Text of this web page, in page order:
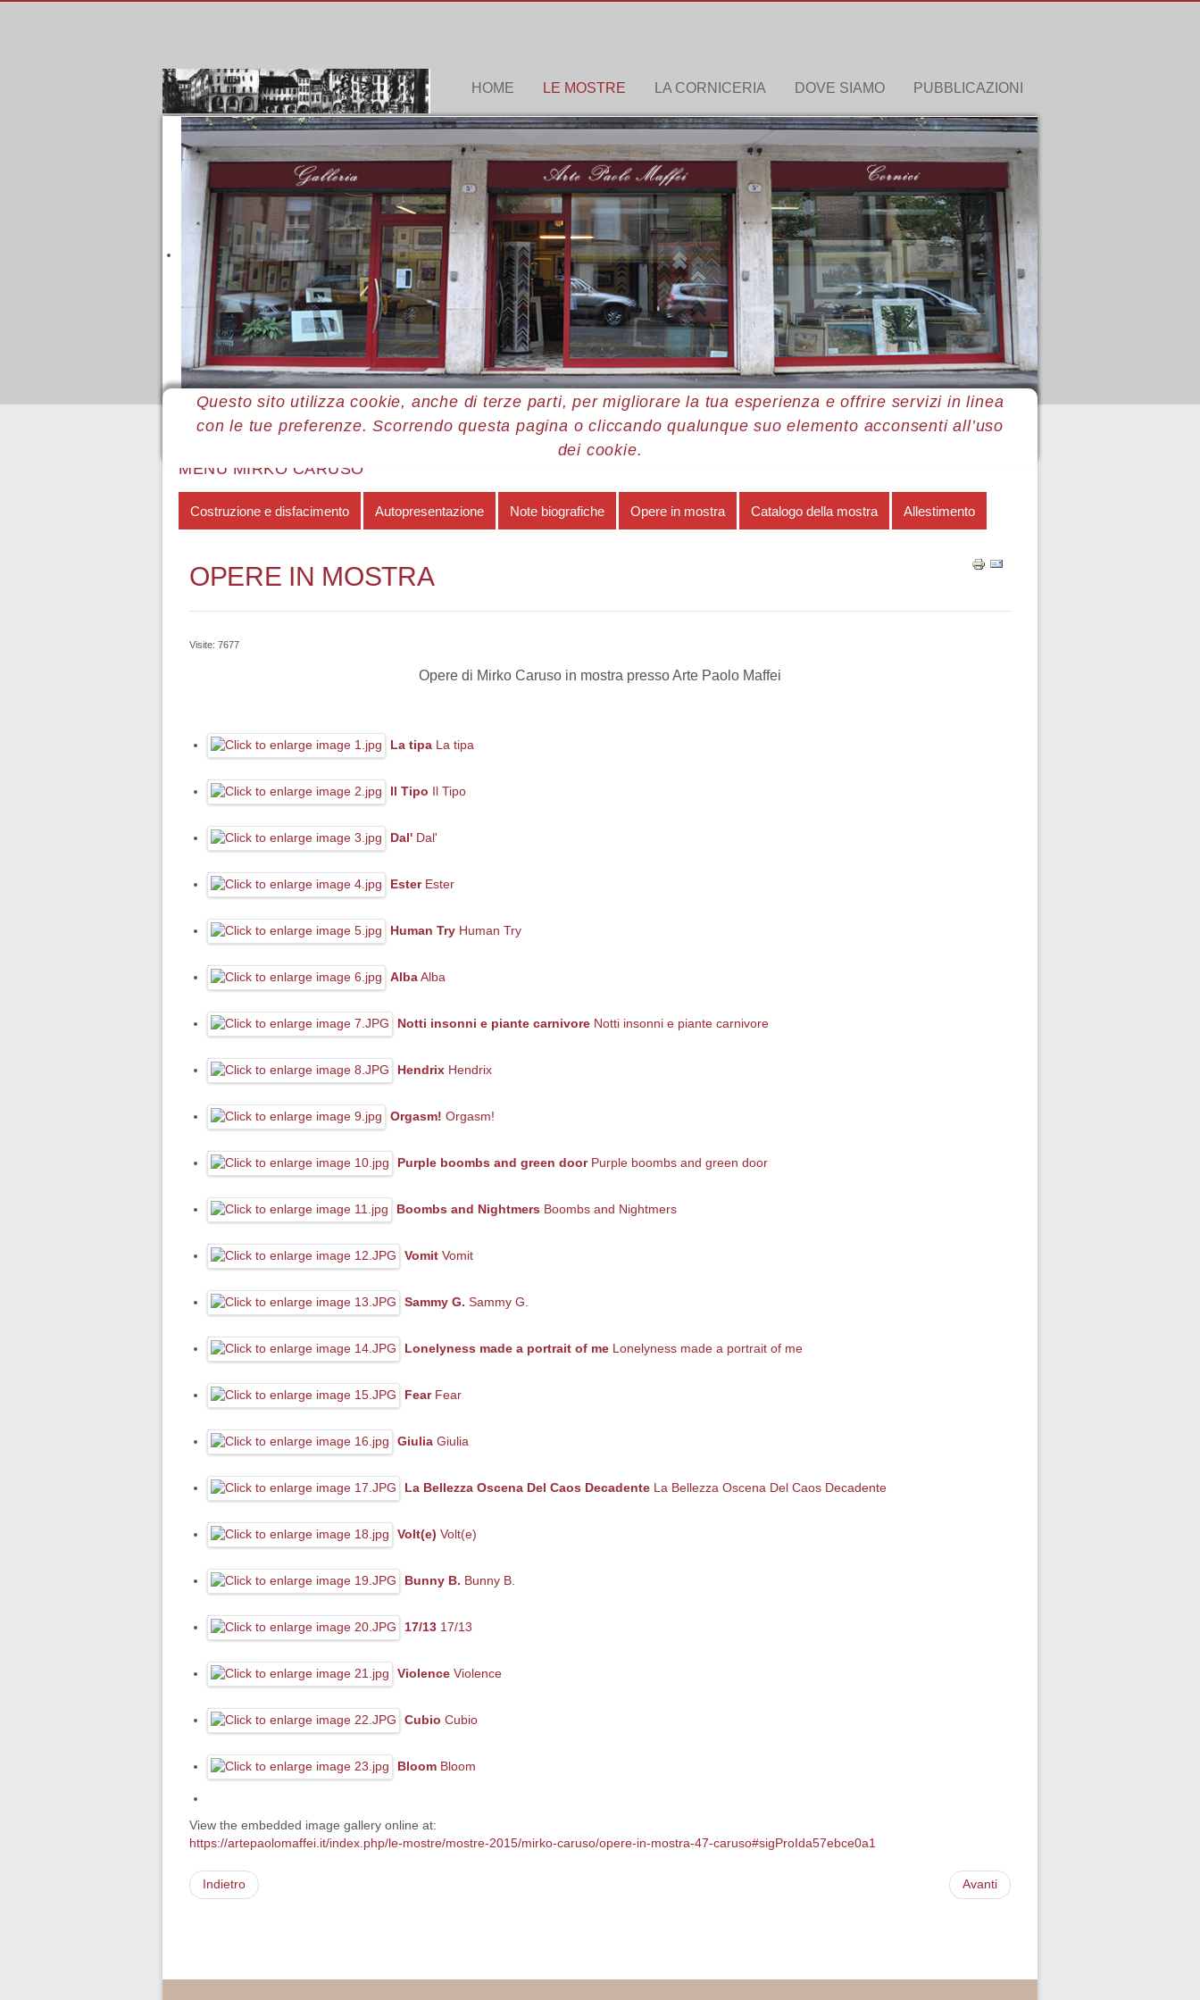
HOME LE MOSTRE LA CORNICERIA DOVE SIAMO PUBBLICAZIONI
Questo sito utilizza cookie, anche di terze parti, per migliorare la tua esperienza e offrire servizi in linea
con le tue preferenze. Scorrendo questa pagina o cliccando qualunque suo elemento acconsenti all’uso
dei cookie.
Sei qui: Home Le mostre Mostre 2015 Mirko Caruso Opere in mostra
MENÙ MIRKO CARUSO
Costruzione e disfacimento Autopresentazione Note biografiche Opere in mostra Catalogo della mostra Allestimento
OPERE IN MOSTRA
Visite: 7677
Opere di Mirko Caruso in mostra presso Arte Paolo Maffei
La tipa La tipa
Il Tipo Il Tipo
Dal' Dal'
Ester Ester
Human Try Human Try
Alba Alba
Notti insonni e piante carnivore Notti insonni e piante carnivore
Hendrix Hendrix
Orgasm! Orgasm!
Purple boombs and green door Purple boombs and green door
Boombs and Nightmers Boombs and Nightmers
Vomit Vomit
Sammy G. Sammy G.
Lonelyness made a portrait of me Lonelyness made a portrait of me
Fear Fear
Giulia Giulia
La Bellezza Oscena Del Caos Decadente La Bellezza Oscena Del Caos Decadente
Volt(e) Volt(e)
Bunny B. Bunny B.
17/13 17/13
Violence Violence
Cubio Cubio
Bloom Bloom
View the embedded image gallery online at:
https://artepaolomaffei.it/index.php/le-mostre/mostre-2015/mirko-caruso/opere-in-mostra-47-caruso#sigProIda57ebce0a1
Indietro Avanti